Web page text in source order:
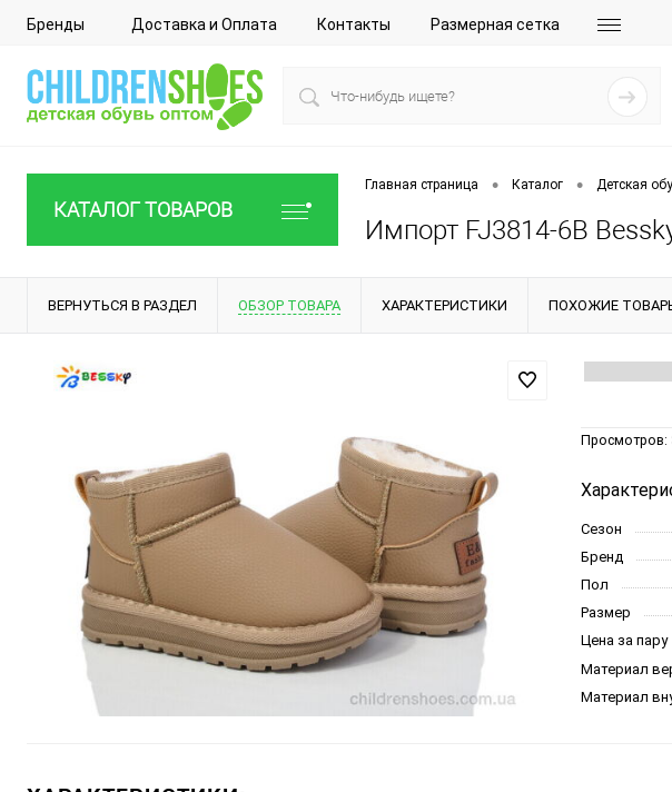
Бренды Доставка и Оплата Контакты Размерная сетка
КАТАЛОГ ТОВАРОВ
Главная страница • Каталог • Детская
Импорт FJ3814-6B
ВЕРНУТЬСЯ В РАЗДЕЛ ОБЗОР ТОВАРА ХАРАКТЕРИСТИКИ ПОХОЖИЕ
Просмотров:
Сезон
Бренд
Пол
Размер
Цена за пару
Материал
Материал